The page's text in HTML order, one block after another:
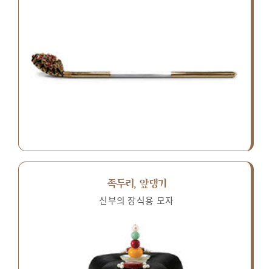
족두리, 앞댕기
신부의 장식용 모자